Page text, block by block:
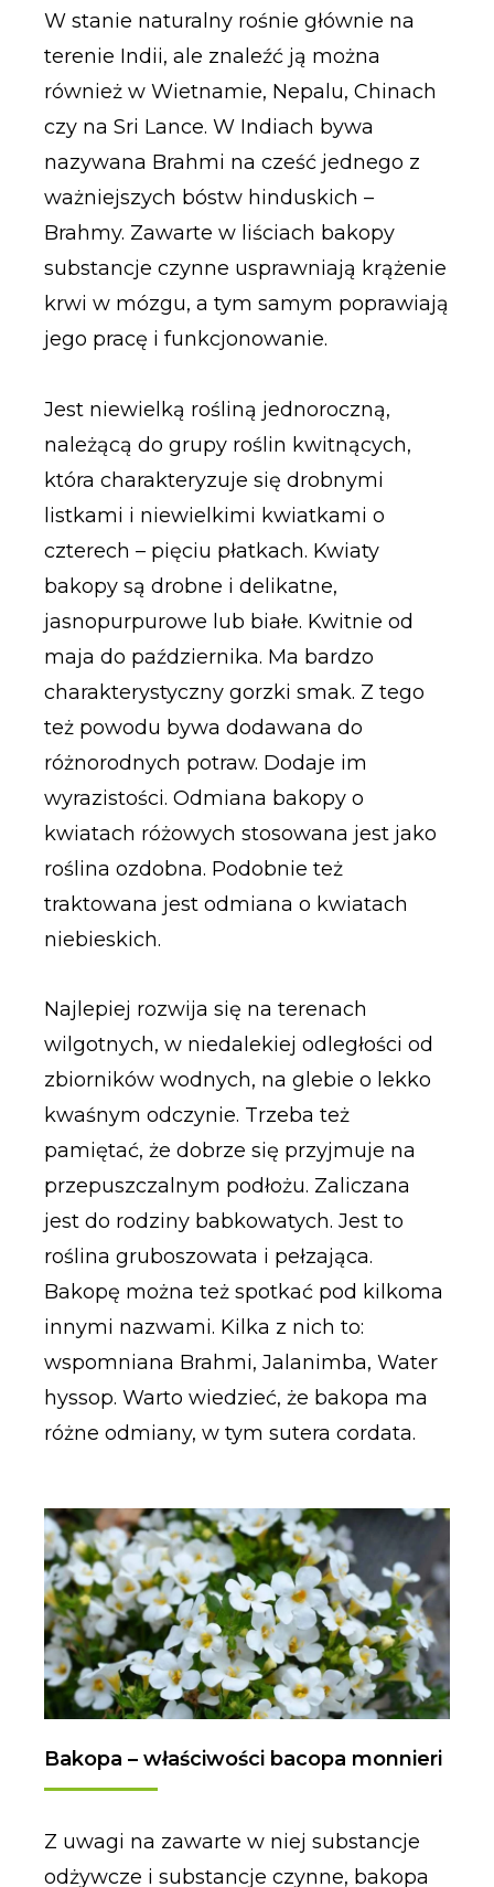
W stanie naturalny rośnie głównie na
terenie Indii, ale znaleźć ją można
również w Wietnamie, Nepalu, Chinach
czy na Sri Lance. W Indiach bywa
nazywana Brahmi na cześć jednego z
ważniejszych bóstw hinduskich –
Brahmy. Zawarte w liściach bakopy
substancje czynne usprawniają krążenie
krwi w mózgu, a tym samym poprawiają
jego pracę i funkcjonowanie.
Jest niewielką rośliną jednoroczną,
należącą do grupy roślin kwitnących,
która charakteryzuje się drobnymi
listkami i niewielkimi kwiatkami o
czterech – pięciu płatkach. Kwiaty
bakopy są drobne i delikatne,
jasnopurpurowe lub białe. Kwitnie od
maja do października. Ma bardzo
charakterystyczny gorzki smak. Z tego
też powodu bywa dodawana do
różnorodnych potraw. Dodaje im
wyrazistości. Odmiana bakopy o
kwiatach różowych stosowana jest jako
roślina ozdobna. Podobnie też
traktowana jest odmiana o kwiatach
niebieskich.
Najlepiej rozwija się na terenach
wilgotnych, w niedalekiej odległości od
zbiorników wodnych, na glebie o lekko
kwaśnym odczynie. Trzeba też
pamiętać, że dobrze się przyjmuje na
przepuszczalnym podłożu. Zaliczana
jest do rodziny babkowatych. Jest to
roślina gruboszowata i pełzająca.
Bakopę można też spotkać pod kilkoma
innymi nazwami. Kilka z nich to:
wspomniana Brahmi, Jalanimba, Water
hyssop. Warto wiedzieć, że bakopa ma
różne odmiany, w tym sutera cordata.
Bakopa – właściwości bacopa monnieri
Z uwagi na zawarte w niej substancje
odżywcze i substancje czynne, bakopa